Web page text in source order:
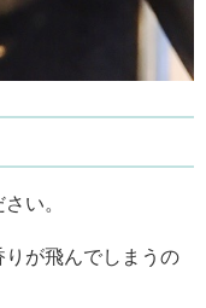
い。
が飛んでしまうの